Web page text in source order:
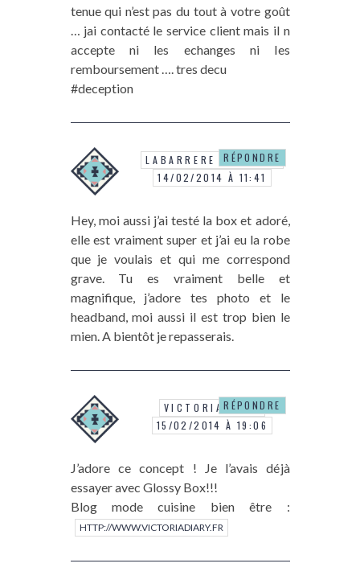
tenue qui n’est pas du tout à votre goût
… jai contacté le service client mais il n
accepte ni les echanges ni les
remboursement …. tres decu
#deception
LABARRERE NATACHA
14/02/2014 À 11:41
Hey, moi aussi j’ai testé la box et adoré,
elle est vraiment super et j’ai eu la robe
que je voulais et qui me correspond
grave. Tu es vraiment belle et
magnifique, j’adore tes photo et le
headband, moi aussi il est trop bien le
mien. A bientôt je repasserais.
RÉPONDRE
VICTORIADIARY
15/02/2014 À 19:06
J’adore ce concept ! Je l’avais déjà
essayer avec Glossy Box!!!
Blog mode cuisine bien être :
HTTP://WWW.VICTORIADIARY.FR
RÉPONDRE